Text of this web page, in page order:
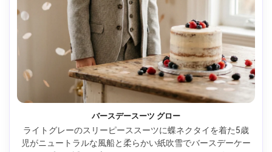
バースデースーツ グロー
ライトグレーのスリーピーススーツに蝶ネクタイを着た5歳
児がニュートラルな風船と柔らかい紙吹雪でバースデーケー